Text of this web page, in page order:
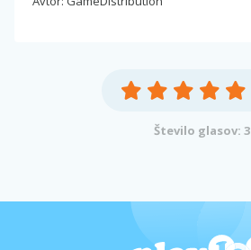
Število glasov: 3